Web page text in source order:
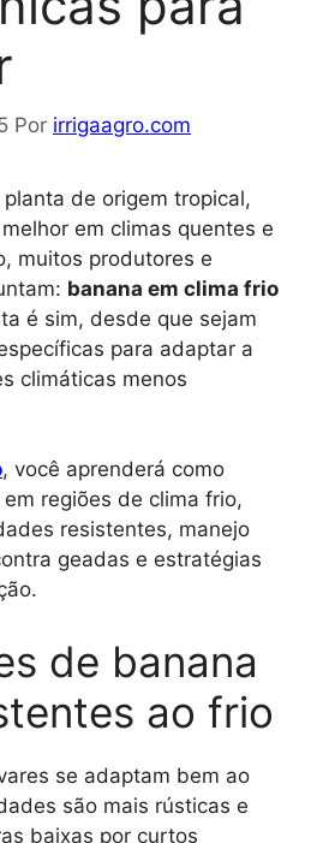
Por irrigaagro.com
de origem tropical,
em climas quentes e
muitos produtores e
banana em clima frio
é sim, desde que sejam
para adaptar a
climáticas menos
, você aprenderá como
regiões de clima frio,
resistentes, manejo
geadas e estratégias
de banana
ao frio
se adaptam bem ao
são mais rústicas e
baixas por curtos